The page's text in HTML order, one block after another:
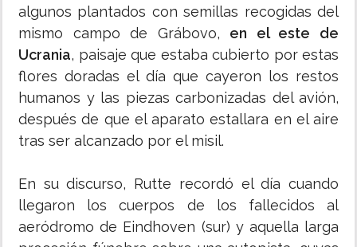
algunos plantados con semillas recogidas del
mismo campo de Grábovo, en el este de
Ucrania, paisaje que estaba cubierto por estas
flores doradas el día que cayeron los restos
humanos y las piezas carbonizadas del avión,
después de que el aparato estallara en el aire
tras ser alcanzado por el misil.
En su discurso, Rutte recordó el día cuando
llegaron los cuerpos de los fallecidos al
aeródromo de Eindhoven (sur) y aquella larga